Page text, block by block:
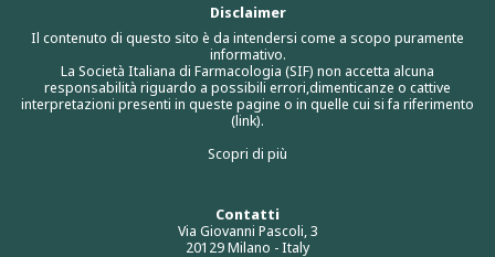
Contatti
Via Giovanni Pascoli, 3
20129 Milano - Italy
Disclaimer
Il contenuto di questo sito è da intendersi come a scopo puramente
informativo.
La Società Italiana di Farmacologia (SIF) non accetta alcuna
responsabilità riguardo a possibili errori,dimenticanze o cattive
interpretazioni presenti in queste pagine o in quelle cui si fa riferimento
(link).
Scopri di più